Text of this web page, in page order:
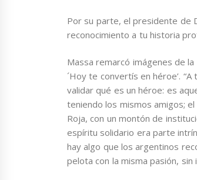
Por su parte, el presidente de
reconocimiento a tu historia
Massa remarcó imágenes de
´Hoy te convertís en héroe’.
validar qué es un héroe: es
teniendo los mismos amigos;
Roja, con un montón de
espíritu solidario era parte
hay algo que los argentinos
pelota con la misma pasión,